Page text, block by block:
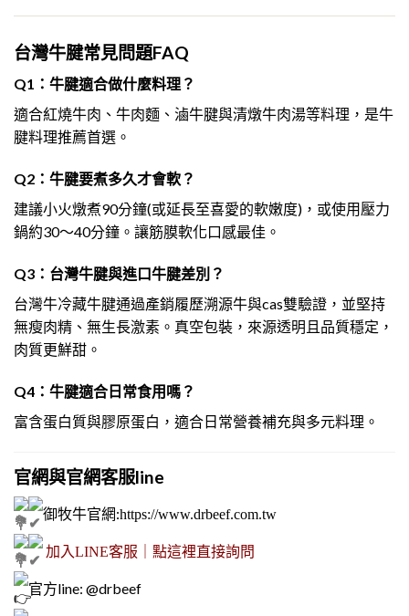
台灣牛腱常見問題FAQ
Q1：牛腱適合做什麼料理？
適合紅燒牛肉、牛肉麵、滷牛腱與清燉牛肉湯等料理，是牛
腱料理推薦首選。
Q2：牛腱要煮多久才會軟？
建議小火燉煮90分鐘(或延長至喜愛的軟嫩度)，或使用壓力
鍋約30～40分鐘。讓筋膜軟化口感最佳。
Q3：台灣牛腱與進口牛腱差別？
台灣牛冷藏牛腱通過產銷履歷溯源牛與cas雙驗證，並堅持
無瘦肉精、無生長激素。真空包裝，來源透明且品質穩定，
肉質更鮮甜。
Q4：牛腱適合日常食用嗎？
富含蛋白質與膠原蛋白，適合日常營養補充與多元料理。
官網與官網客服line
御牧牛官網:https://www.drbeef.com.tw
加入LINE客服｜點這裡直接詢問
官方line: @drbeef